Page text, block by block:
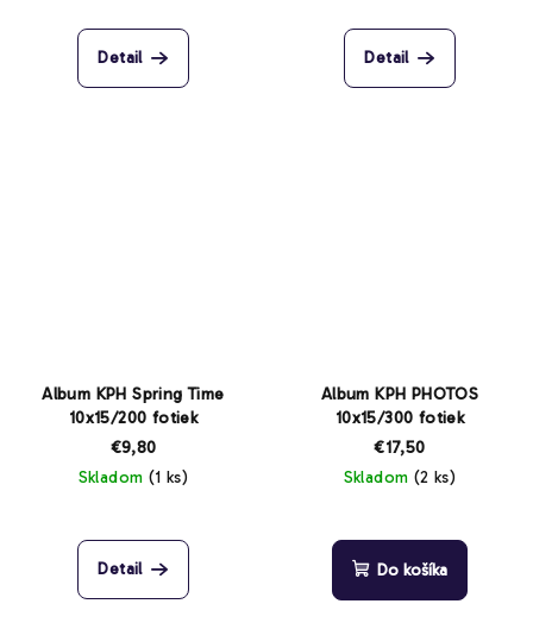
Detail Detail
Album KPH Spring Time
10x15/200 fotiek
€9,80
Skladom (1 ks)
Detail
Album KPH PHOTOS
10x15/300 fotiek
€17,50
Skladom (2 ks)
Do košíka